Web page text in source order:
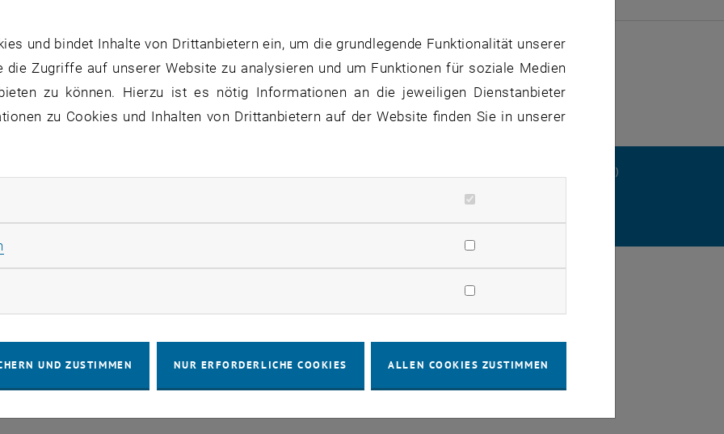
in der aktuellen Ansicht.
DATENSCHUTZERKLÄRUNG (PDF)
COOKIEEINSTELLUNGEN
und bindet Inhalte von Drittanbietern ein, um die grundlegende Funktionalität unserer
Zugriffe auf unserer Website zu analysieren und um Funktionen für soziale Medien
zu können. Hierzu ist es nötig Informationen an die jeweiligen Dienstanbieter
zu Cookies und Inhalten von Drittanbietern auf der Website finden Sie in unserer
Cookies zulassen
UND ZUSTIMMEN NUR ERFORDERLICHE COOKIES ALLEN COOKIES ZUSTIMMEN